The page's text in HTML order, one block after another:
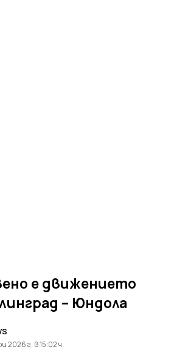
е движението
– Юндола
2026 г. в 15:02 ч.